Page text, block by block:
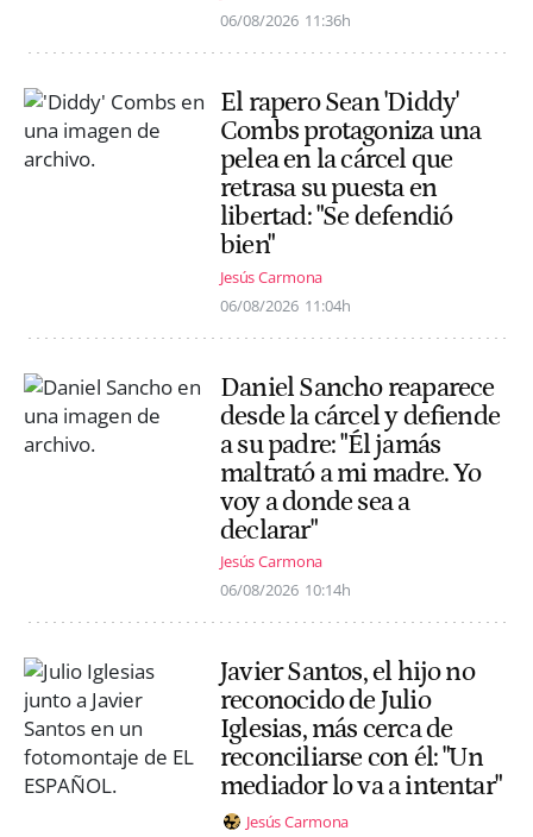
06/08/2026 11:36h
El rapero Sean 'Diddy'
Combs protagoniza una
pelea en la cárcel que
retrasa su puesta en
libertad: "Se defendió
bien"
Jesús Carmona
06/08/2026 11:04h
Daniel Sancho reaparece
desde la cárcel y defiende
a su padre: "Él jamás
maltrató a mi madre. Yo
voy a donde sea a
declarar"
Jesús Carmona
06/08/2026 10:14h
Javier Santos, el hijo no
reconocido de Julio
Iglesias, más cerca de
reconciliarse con él: "Un
mediador lo va a intentar"
Jesús Carmona